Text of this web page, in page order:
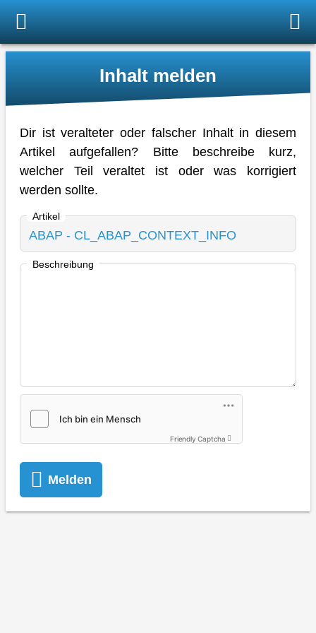
Inhalt melden
Dir ist veralteter oder falscher Inhalt in diesem
Artikel aufgefallen? Bitte beschreibe kurz,
welcher Teil veraltet ist oder was korrigiert
werden sollte.
Artikel
Beschreibung
Friendly Captcha
Melden